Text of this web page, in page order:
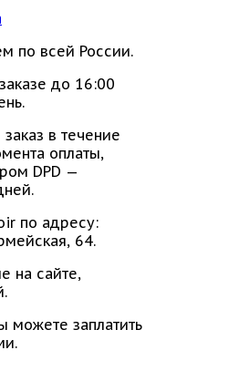
по всей России.
до 16:00
в течение
оплаты,
DPD —
по адресу:
64.
на сайте,
можете заплатить